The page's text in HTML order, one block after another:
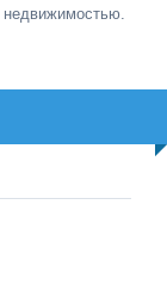
недвижимостью.